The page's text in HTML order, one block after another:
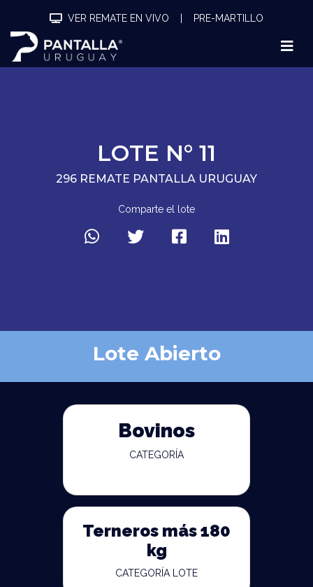
VER REMATE EN VIVO PRE-MARTILLO
LOTE N° 11
296 REMATE PANTALLA URUGUAY
Comparte el lote
Lote Abierto
Bovinos
CATEGORÍA
Terneros más 180
kg
CATEGORÍA LOTE